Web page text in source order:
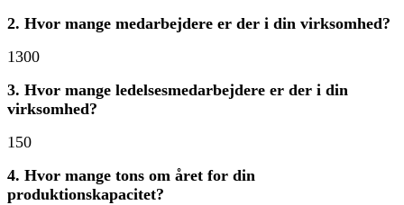
2. Hvor mange medarbejdere er der i din virksomhed?
1300
3. Hvor mange ledelsesmedarbejdere er der i din
virksomhed?
150
4. Hvor mange tons om året for din
produktionskapacitet?